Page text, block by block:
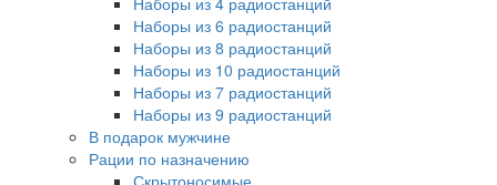
Наборы из 6 радиостанций
Наборы из 8 радиостанций
Наборы из 10 радиостанций
Наборы из 7 радиостанций
Наборы из 9 радиостанций
В подарок мужчине
Рации по назначению
Скрытоносимые